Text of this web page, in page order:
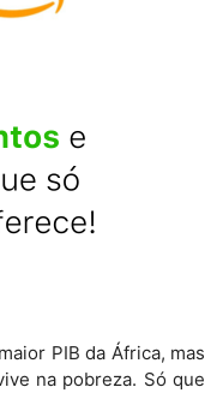
PIB da África, mas
na pobreza. Só que